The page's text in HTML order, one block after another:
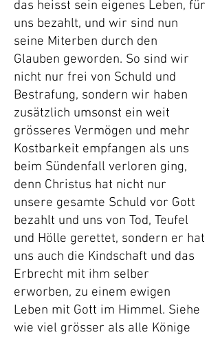
das heisst sein eigenes Leben, für
uns bezahlt, und wir sind nun
seine Miterben durch den
Glauben geworden. So sind wir
nicht nur frei von Schuld und
Bestrafung, sondern wir haben
zusätzlich umsonst ein weit
grösseres Vermögen und mehr
Kostbarkeit empfangen als uns
beim Sündenfall verloren ging,
denn Christus hat nicht nur
unsere gesamte Schuld vor Gott
bezahlt und uns von Tod, Teufel
und Hölle gerettet, sondern er hat
uns auch die Kindschaft und das
Erbrecht mit ihm selber
erworben, zu einem ewigen
Leben mit Gott im Himmel. Siehe
wie viel grösser als alle Könige